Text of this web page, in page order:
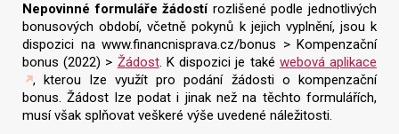
Nepovinné formuláře žádostírozlišené podle jednotlivých
bonusových období, včetně pokynů k jejich vyplnění, jsou k
dispozici na www.financnisprava.cz/bonus > Kompenzační
bonus (2022) > Žádost. K dispozici je také webová aplikace
, kterou lze využít pro podání žádosti o kompenzační
bonus. Žádost lze podat i jinak než na těchto formulářích,
musí však splňovat veškeré výše uvedené náležitosti.